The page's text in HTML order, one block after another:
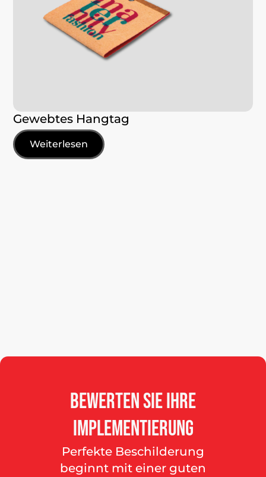
Gewebtes Hangtag
Weiterlesen
BewertenSieIhre
Implementierung
Perfekte Beschilderung
beginnt mit einer guten